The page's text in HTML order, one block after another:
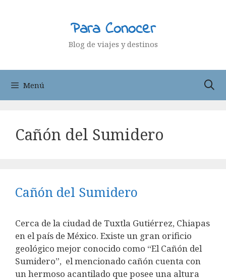
Para Conocer
Blog de viajes y destinos
Menú
Cañón del Sumidero
Cañón del Sumidero
Cerca de la ciudad de Tuxtla Gutiérrez, Chiapas
en el país de México. Existe un gran orificio
geológico mejor conocido como “El Cañón del
Sumidero”, el mencionado cañón cuenta con
un hermoso acantilado que posee una altura